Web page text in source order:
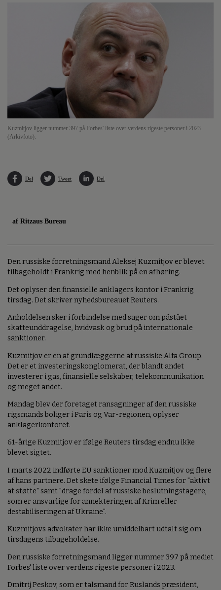
Kuzmitjov ligger nummer 397 på Forbes' liste over verdens rigeste personer i 2023.
(Arkivfoto).
Del Tweet Del
af Ritzaus Bureau
Den russiske forretningsmand Aleksej Kuzmitjov er blevet
tilbageholdt i Frankrig med henblik på en afhøring.
Det oplyser den finansielle anklagers kontor i Frankrig
tirsdag. Det skriver nyhedsbureauet Reuters.
Anholdelsen sker i forbindelse med sager om påstået
skatteunddragelse, hvidvask og brud på internationale
sanktioner.
Kuzmitjov er en af grundlæggerne af russiske Alfa Group.
Det er et investeringskonglomerat, der blandt andet
investerer i gas, finansielle selskaber, telekommunikation
og meget andet.
Mandag blev der foretaget ransagninger af den russiske
rigsmands boliger i Paris og Var-regionen, oplyser
anklagerkontoret.
61-årige Kuzmitjov er ifølge Reuters tirsdag endnu ikke
blevet sigtet.
I marts 2022 indførte EU sanktioner mod Kuzmitjov og flere
af hans partnere. Det skete ifølge Financial Times for "aktivt
at støtte" samt "drage fordel af russiske beslutningstagere,
som er ansvarlige for annekteringen af Krim eller
destabiliseringen af Ukraine".
Kuzmitjovs advokater har ikke umiddelbart udtalt sig om
tirsdagens tilbageholdelse.
Den russiske forretningsmand ligger nummer 397 på mediet
Forbes' liste over verdens rigeste personer i 2023.
Dmitrij Peskov, som er talsmand for Ruslands præsident,